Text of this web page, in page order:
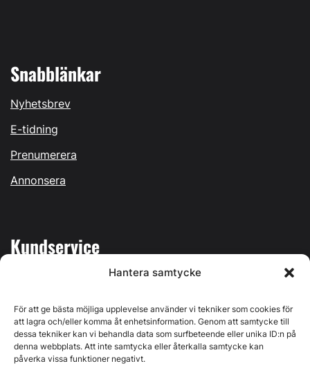
Hantera samtycke
För att ge bästa möjliga upplevelse använder vi tekniker som cookies för
att lagra och/eller komma åt enhetsinformation. Genom att samtycke till
dessa tekniker kan vi behandla data som surfbeteende eller unika ID:n på
denna webbplats. Att inte samtycka eller återkalla samtycke kan
påverka vissa funktioner negativt.
Snabblänkar
Nyhetsbrev
E-tidning
Prenumerera
Annonsera
Kundservice
Kontakta oss